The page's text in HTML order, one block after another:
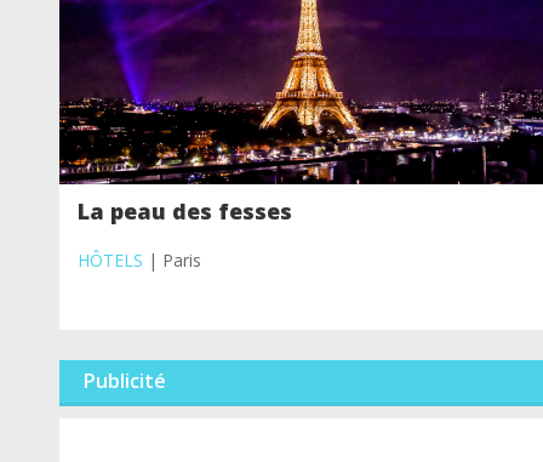
La peau des fesses
HÔTELS | Paris
Publicité